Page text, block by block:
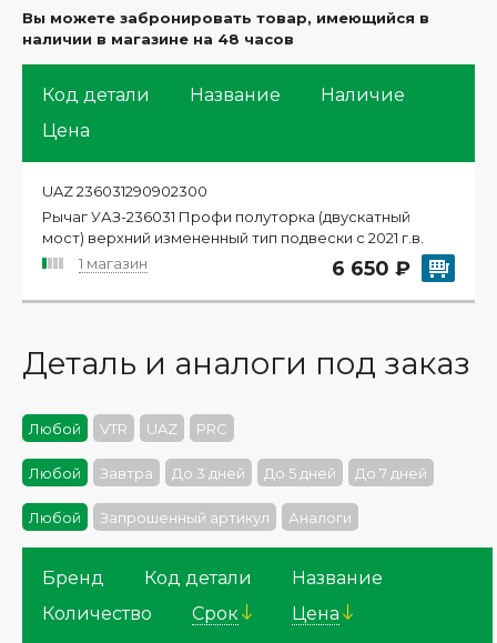
Вы можете забронировать товар, имеющийся в
наличии в магазине на 48 часов
Код детали Название
Наличие
Цена
UAZ 236031290902300
Рычаг УАЗ-236031 Профи полуторка (двускатный
мост) верхний измененный тип подвески с 2021 г.в.
1 магазин
6 650 ₽
Деталь и аналоги под заказ
Любой VTR UAZ PRC
Любой Завтра До 3 дней До 5 дней До 7 дней
Любой Запрошенный артикул Аналоги
Бренд Код детали
Название
Количество
Cрок Цена